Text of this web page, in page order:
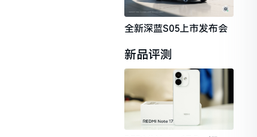
全新深蓝S05上市发布会
新品评测